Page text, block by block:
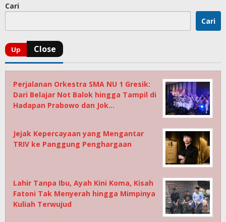
Cari
Cari
Perjalanan Orkestra SMA NU 1 Gresik:
Dari Belajar Not Balok hingga Tampil di
Hadapan Prabowo dan Jok…
Jejak Kepercayaan yang Mengantar
TRIV ke Panggung Penghargaan
Lahir Tanpa Ibu, Ayah Kini Koma, Kisah
Fatoni Tak Menyerah hingga Mimpinya
Kuliah Terwujud